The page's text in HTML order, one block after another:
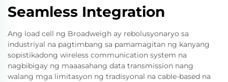
Seamless Integration
Ang load cell ng Broadweigh ay rebolusyonaryo sa
industriyal na pagtimbang sa pamamagitan ng kanyang
sopistikadong wireless communication system na
nagbibigay ng maaasahang data transmission nang
walang mga limitasyon ng tradisyonal na cable-based na